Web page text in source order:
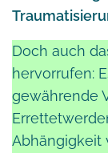
Doch auch
hervorrufen:
gewährende
Abhängigkeit